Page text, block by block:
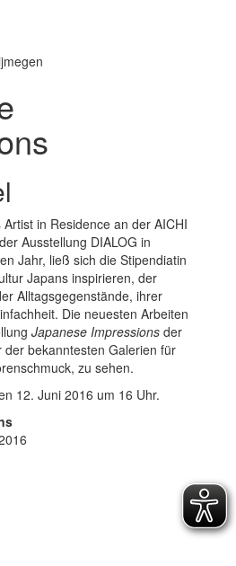
in Residence an der AICHI
Ausstellung DIALOG in
Jahr, ließ sich die Stipendiatin
Japans inspirieren, der
Alltagsgegenstände, ihrer
Die neuesten Arbeiten
Japanese Impressions der
bekanntesten Galerien für
zu sehen.
12. Juni 2016 um 16 Uhr.